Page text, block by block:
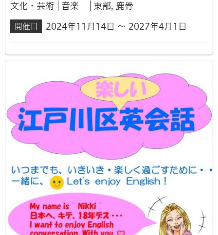
文化・芸術 音楽 東部, 鹿骨
開催日 2024年11月14日 ～ 2027年4月1日